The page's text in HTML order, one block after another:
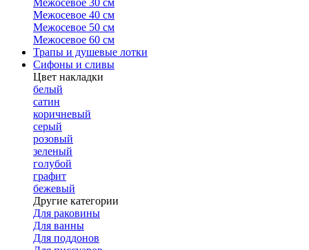
Межосевое 30 см
Межосевое 40 см
Межосевое 50 см
Межосевое 60 см
Трапы и душевые лотки
Сифоны и сливы
Цвет накладки
белый
сатин
коричневый
серый
розовый
зеленый
голубой
графит
бежевый
Другие категории
Для раковины
Для ванны
Для поддонов